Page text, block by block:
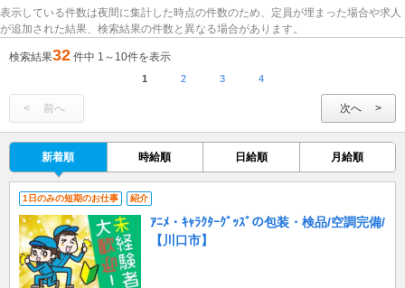
表示している件数は夜間に集計した時点の件数のため、定員が埋まった場合や求人
が追加された結果、検索結果の件数と異なる場合があります。
検索結果32 件中 1～10件を表示
1 2 3 4
前へ 次へ
新着順 時給順 日給順 月給順
1日のみの短期のお仕事 紹介
ｱﾆﾒ・ｷｬﾗｸﾀｰｸﾞｯｽﾞの包装・検品/空調完備/
【川口市】